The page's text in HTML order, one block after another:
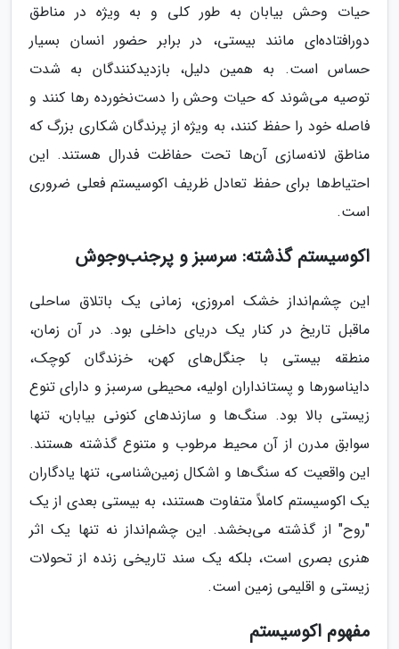
حیات وحش بیابان به طور کلی و به ویژه در مناطق
دورافتاده‌ای مانند بیستی، در برابر حضور انسان بسیار
حساس است. به همین دلیل، بازدیدکنندگان به شدت
توصیه می‌شوند که حیات وحش را دست‌نخورده رها کنند و
فاصله خود را حفظ کنند، به ویژه از پرندگان شکاری بزرگ که
مناطق لانه‌سازی آن‌ها تحت حفاظت فدرال هستند. این
احتیاط‌ها برای حفظ تعادل ظریف اکوسیستم فعلی ضروری
است.
اکوسیستم گذشته: سرسبز و پرجنب‌وجوش
این چشم‌انداز خشک امروزی، زمانی یک باتلاق ساحلی
ماقبل تاریخ در کنار یک دریای داخلی بود. در آن زمان،
منطقه بیستی با جنگل‌های کهن، خزندگان کوچک،
دایناسورها و پستانداران اولیه، محیطی سرسبز و دارای تنوع
زیستی بالا بود. سنگ‌ها و سازندهای کنونی بیابان، تنها
سوابق مدرن از آن محیط مرطوب و متنوع گذشته هستند.
این واقعیت که سنگ‌ها و اشکال زمین‌شناسی، تنها یادگاران
یک اکوسیستم کاملاً متفاوت هستند، به بیستی بعدی از یک
"روح" از گذشته می‌بخشد. این چشم‌انداز نه تنها یک اثر
هنری بصری است، بلکه یک سند تاریخی زنده از تحولات
زیستی و اقلیمی زمین است.
مفهوم اکوسیستم